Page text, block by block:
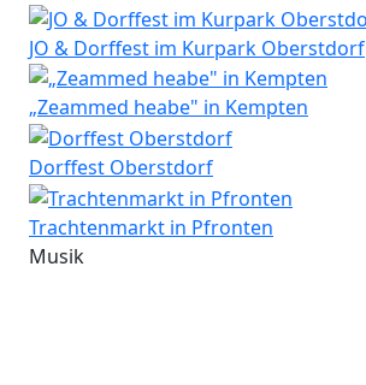
JO & Dorffest im Kurpark Oberstdorf
„Zeammed heabe" in Kempten
Dorffest Oberstdorf
Trachtenmarkt in Pfronten
Musik